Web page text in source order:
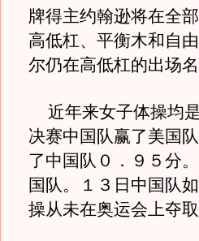
牌得主约翰逊将在全
高低杠、平衡木和自
尔仍在高低杠的出场名
近年来女子体操均
决赛中国队赢了美国
了中国队０．９５分
国队。１３日中国队
操从未在奥运会上夺